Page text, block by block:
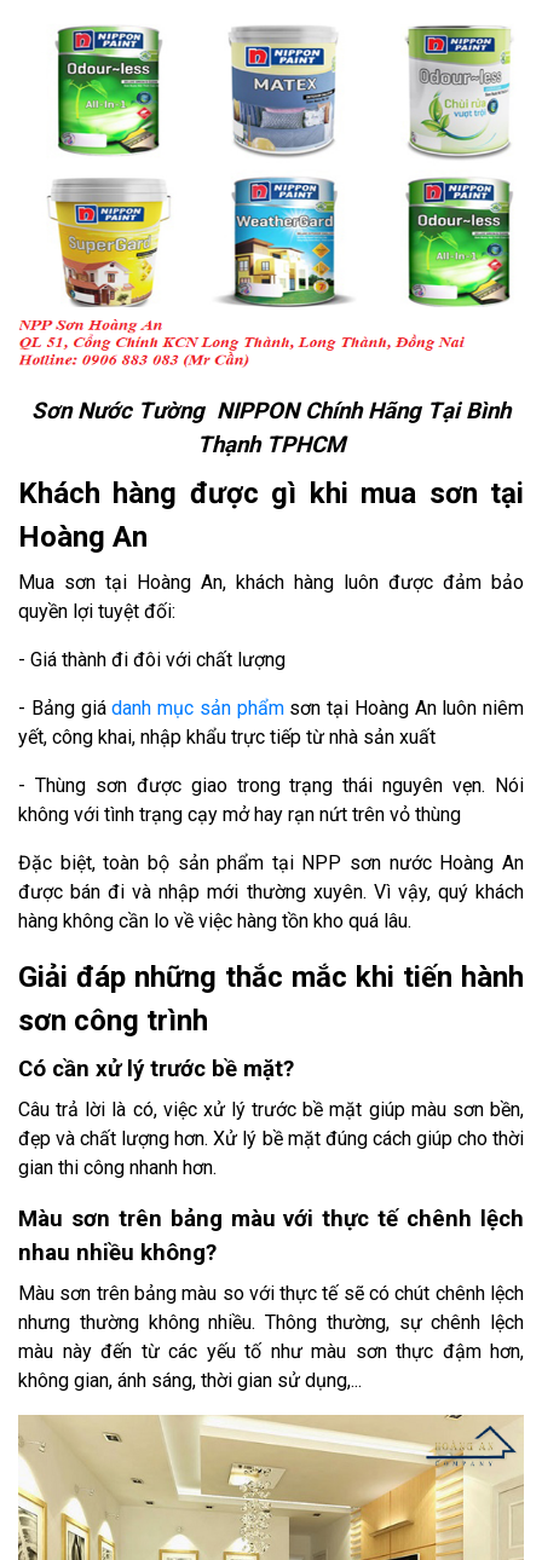
Sơn Nước Tường NIPPON Chính Hãng Tại Bình
Thạnh TPHCM
Khách hàng được gì khi mua sơn tại
Hoàng An
Mua sơn tại Hoàng An, khách hàng luôn được đảm bảo
quyền lợi tuyệt đối:
- Giá thành đi đôi với chất lượng
- Bảng giádanh mục sản phẩmsơn tại Hoàng An luôn niêm
yết, công khai, nhập khẩu trực tiếp từ nhà sản xuất
- Thùng sơn được giao trong trạng thái nguyên vẹn. Nói
không với tình trạng cạy mở hay rạn nứt trên vỏ thùng
Đặc biệt, toàn bộ sản phẩm tại NPP sơn nước Hoàng An
được bán đi và nhập mới thường xuyên. Vì vậy, quý khách
hàng không cần lo về việc hàng tồn kho quá lâu.
Giải đáp những thắc mắc khi tiến hành
sơn công trình
Có cần xử lý trước bề mặt?
Câu trả lời là có, việc xử lý trước bề mặt giúp màu sơn bền,
đẹp và chất lượng hơn. Xử lý bề mặt đúng cách giúp cho thời
gian thi công nhanh hơn.
Màu sơn trên bảng màu với thực tế chênh lệch
nhau nhiều không?
Màu sơn trên bảng màu so với thực tế sẽ có chút chênh lệch
nhưng thường không nhiều. Thông thường, sự chênh lệch
màu này đến từ các yếu tố như màu sơn thực đậm hơn,
không gian, ánh sáng, thời gian sử dụng,...